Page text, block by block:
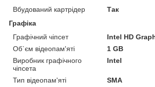
Вбудований картрідер
Так
Графіка
Графічний чіпсет
Intel HD
Об`єм відеопам'яті
1 GB
Виробник графічного
чіпсета
Intel
Тип відеопам'яті
SMA